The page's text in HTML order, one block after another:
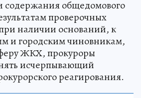
содержания общедомового
проверочных
наличии оснований, к
и городским чиновникам,
ЖКХ, прокуроры
исчерпывающий
реагирования.